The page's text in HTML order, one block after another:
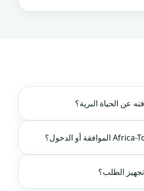
عن الحياة البرية؟
الطلب؟